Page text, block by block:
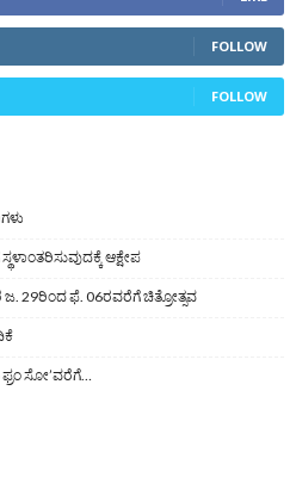
FOLLOW
FOLLOW
ಆಕ್ಷೇಪ
ಜ. 29ರಿಂದ ಫೆ. 06ರವರೆಗೆ ಚಿತ್ರೋತ್ಸವ
ಸೋ’ವರೆಗೆ…